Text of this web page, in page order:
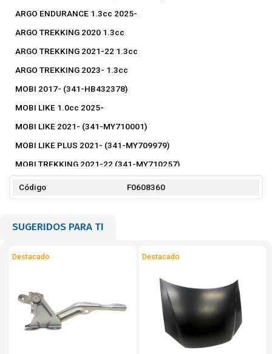
ARGO ENDURANCE 1.3cc 2025-
ARGO TREKKING 2020 1.3cc
ARGO TREKKING 2021-22 1.3cc
ARGO TREKKING 2023- 1.3cc
MOBI 2017- (341-HB432378)
MOBI LIKE 1.0cc 2025-
MOBI LIKE 2021- (341-MY710001)
MOBI LIKE PLUS 2021- (341-MY709979)
MOBI TREKKING 2021-22 (341-MY710257)
MOBI TREKKING 2023- 1.0cc
MOBI WAY 2020- (341-MY680142)
STRADA FREEDOM 1.4cc 2020- (281D34)
STRADA ULTRA 1.0cc 2024- (281DMX)
STRADA VOLCANO 1.3cc 2020-23 (281D43)
STRADA VOLCANO 1.3cc 2024- (281DLW)
Código F0608360
SUGERIDOS PARA TI
Destacado Destacado